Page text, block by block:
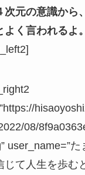
次元の意識から
く言われるよ。
08/
user_name=”た
じて人生を歩む